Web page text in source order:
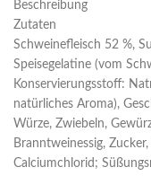
Beschreibung
Zutaten
Schweinefleisch 52 %,
Speisegelatine (vom
Konservierungsstoff:
natürliches Aroma),
Würze, Zwiebeln,
Branntweinessig,
Calciumchlorid;